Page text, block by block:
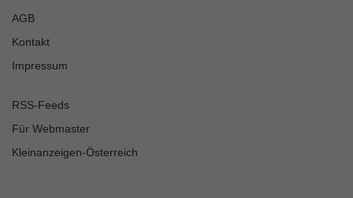
AGB
Kontakt
Impressum
RSS-Feeds
Für Webmaster
Kleinanzeigen-Österreich